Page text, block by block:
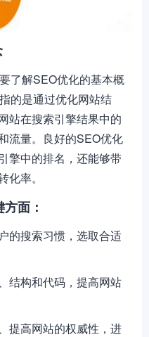
了解SEO优化的基本概
的是通过优化网站结
站在搜索引擎结果中的
流量。良好的SEO优化
擎中的排名，还能够带
率。
面：
的搜索习惯，选取合适
结构和代码，提高网站
提高网站的权威性，进